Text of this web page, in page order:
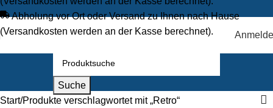
Abholung vor Ort oder Versand zu Ihnen nach Hause
(Versandkosten werden an der Kasse berechnet).
Suche
Start Produkte verschlagwortet mit „Retro“